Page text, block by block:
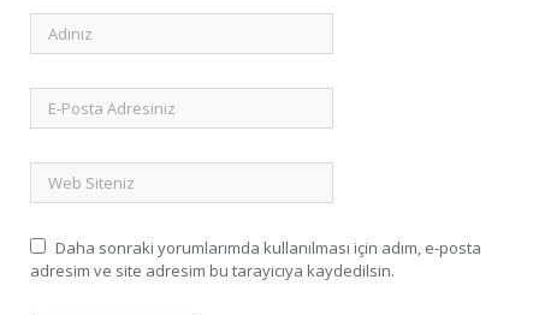
Daha sonraki yorumlarımda kullanılması için adım, e-posta
adresim ve site adresim bu tarayıcıya kaydedilsin.